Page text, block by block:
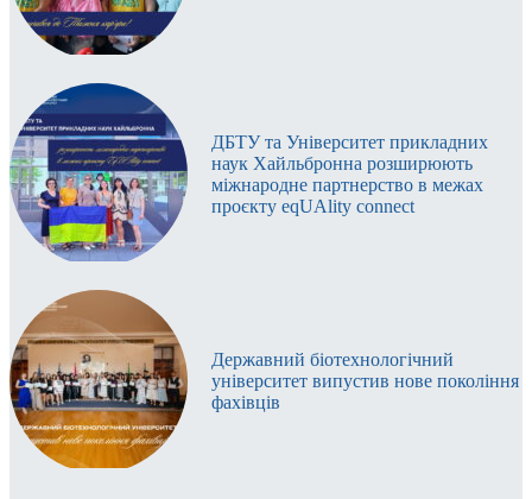
ДБТУ та Університет прикладних
наук Хайльбронна розширюють
міжнародне партнерство в межах
проєкту eqUAlity connect
Державний біотехнологічний
університет випустив нове покоління
фахівців